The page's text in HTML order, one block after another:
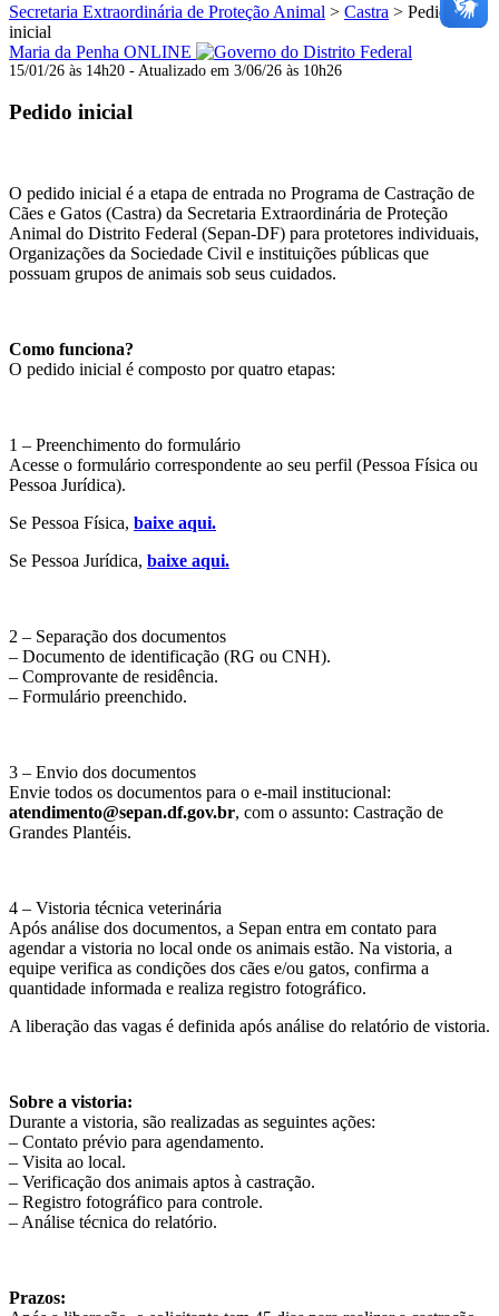
Secretaria Extraordinária de Proteção Animal > Castra > Pedido
inicial
Maria da Penha ONLINE
15/01/26 às 14h20 - Atualizado em 3/06/26 às 10h26
Pedido inicial
O pedido inicial é a etapa de entrada no Programa de Castração de
Cães e Gatos (Castra) da Secretaria Extraordinária de Proteção
Animal do Distrito Federal (Sepan-DF) para protetores individuais,
Organizações da Sociedade Civil e instituições públicas que
possuam grupos de animais sob seus cuidados.
Como funciona?
O pedido inicial é composto por quatro etapas:
1 – Preenchimento do formulário
Acesse o formulário correspondente ao seu perfil (Pessoa Física ou
Pessoa Jurídica).
Se Pessoa Física, baixe aqui.
Se Pessoa Jurídica, baixe aqui.
2 – Separação dos documentos
– Documento de identificação (RG ou CNH).
– Comprovante de residência.
– Formulário preenchido.
3 – Envio dos documentos
Envie todos os documentos para o e-mail institucional:
atendimento@sepan.df.gov.br, com o assunto: Castração de
Grandes Plantéis.
4 – Vistoria técnica veterinária
Após análise dos documentos, a Sepan entra em contato para
agendar a vistoria no local onde os animais estão. Na vistoria, a
equipe verifica as condições dos cães e/ou gatos, confirma a
quantidade informada e realiza registro fotográfico.
A liberação das vagas é definida após análise do relatório de vistoria.
Sobre a vistoria:
Durante a vistoria, são realizadas as seguintes ações:
– Contato prévio para agendamento.
– Visita ao local.
– Verificação dos animais aptos à castração.
– Registro fotográfico para controle.
– Análise técnica do relatório.
Prazos: